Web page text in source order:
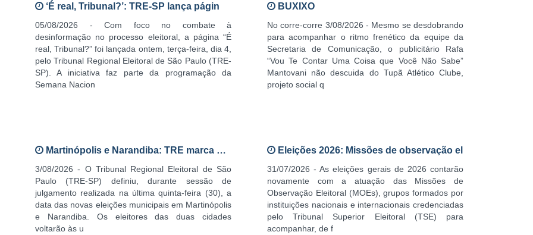
‘É real, Tribunal?’: TRE-SP lança págin
05/08/2026 - Com foco no combate à
desinformação no processo eleitoral, a página “É
real, Tribunal?” foi lançada ontem, terça-feira, dia 4,
pelo Tribunal Regional Eleitoral de São Paulo (TRE-
SP). A iniciativa faz parte da programação da
Semana Nacion
BUXIXO
No corre-corre 3/08/2026 - Mesmo se desdobrando
para acompanhar o ritmo frenético da equipe da
Secretaria de Comunicação, o publicitário Rafa
“Vou Te Contar Uma Coisa que Você Não Sabe”
Mantovani não descuida do Tupã Atlético Clube,
projeto social q
Martinópolis e Narandiba: TRE marca nov
3/08/2026 - O Tribunal Regional Eleitoral de São
Paulo (TRE-SP) definiu, durante sessão de
julgamento realizada na última quinta-feira (30), a
data das novas eleições municipais em Martinópolis
e Narandiba. Os eleitores das duas cidades
voltarão às u
Eleições 2026: Missões de observação el
31/07/2026 - As eleições gerais de 2026 contarão
novamente com a atuação das Missões de
Observação Eleitoral (MOEs), grupos formados por
instituições nacionais e internacionais credenciadas
pelo Tribunal Superior Eleitoral (TSE) para
acompanhar, de f